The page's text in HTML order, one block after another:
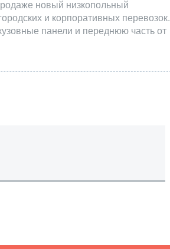
новый низкопольный
и корпоративных перевозок.
панели и переднюю часть от